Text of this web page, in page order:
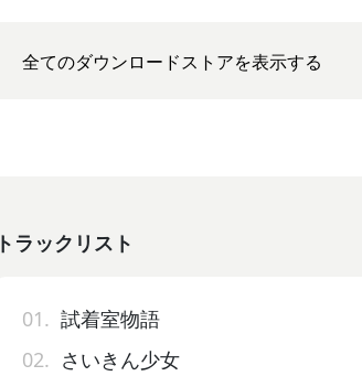
全てのダウンロードストアを表示する
トラックリスト
01. 試着室物語
02. さいきん少女